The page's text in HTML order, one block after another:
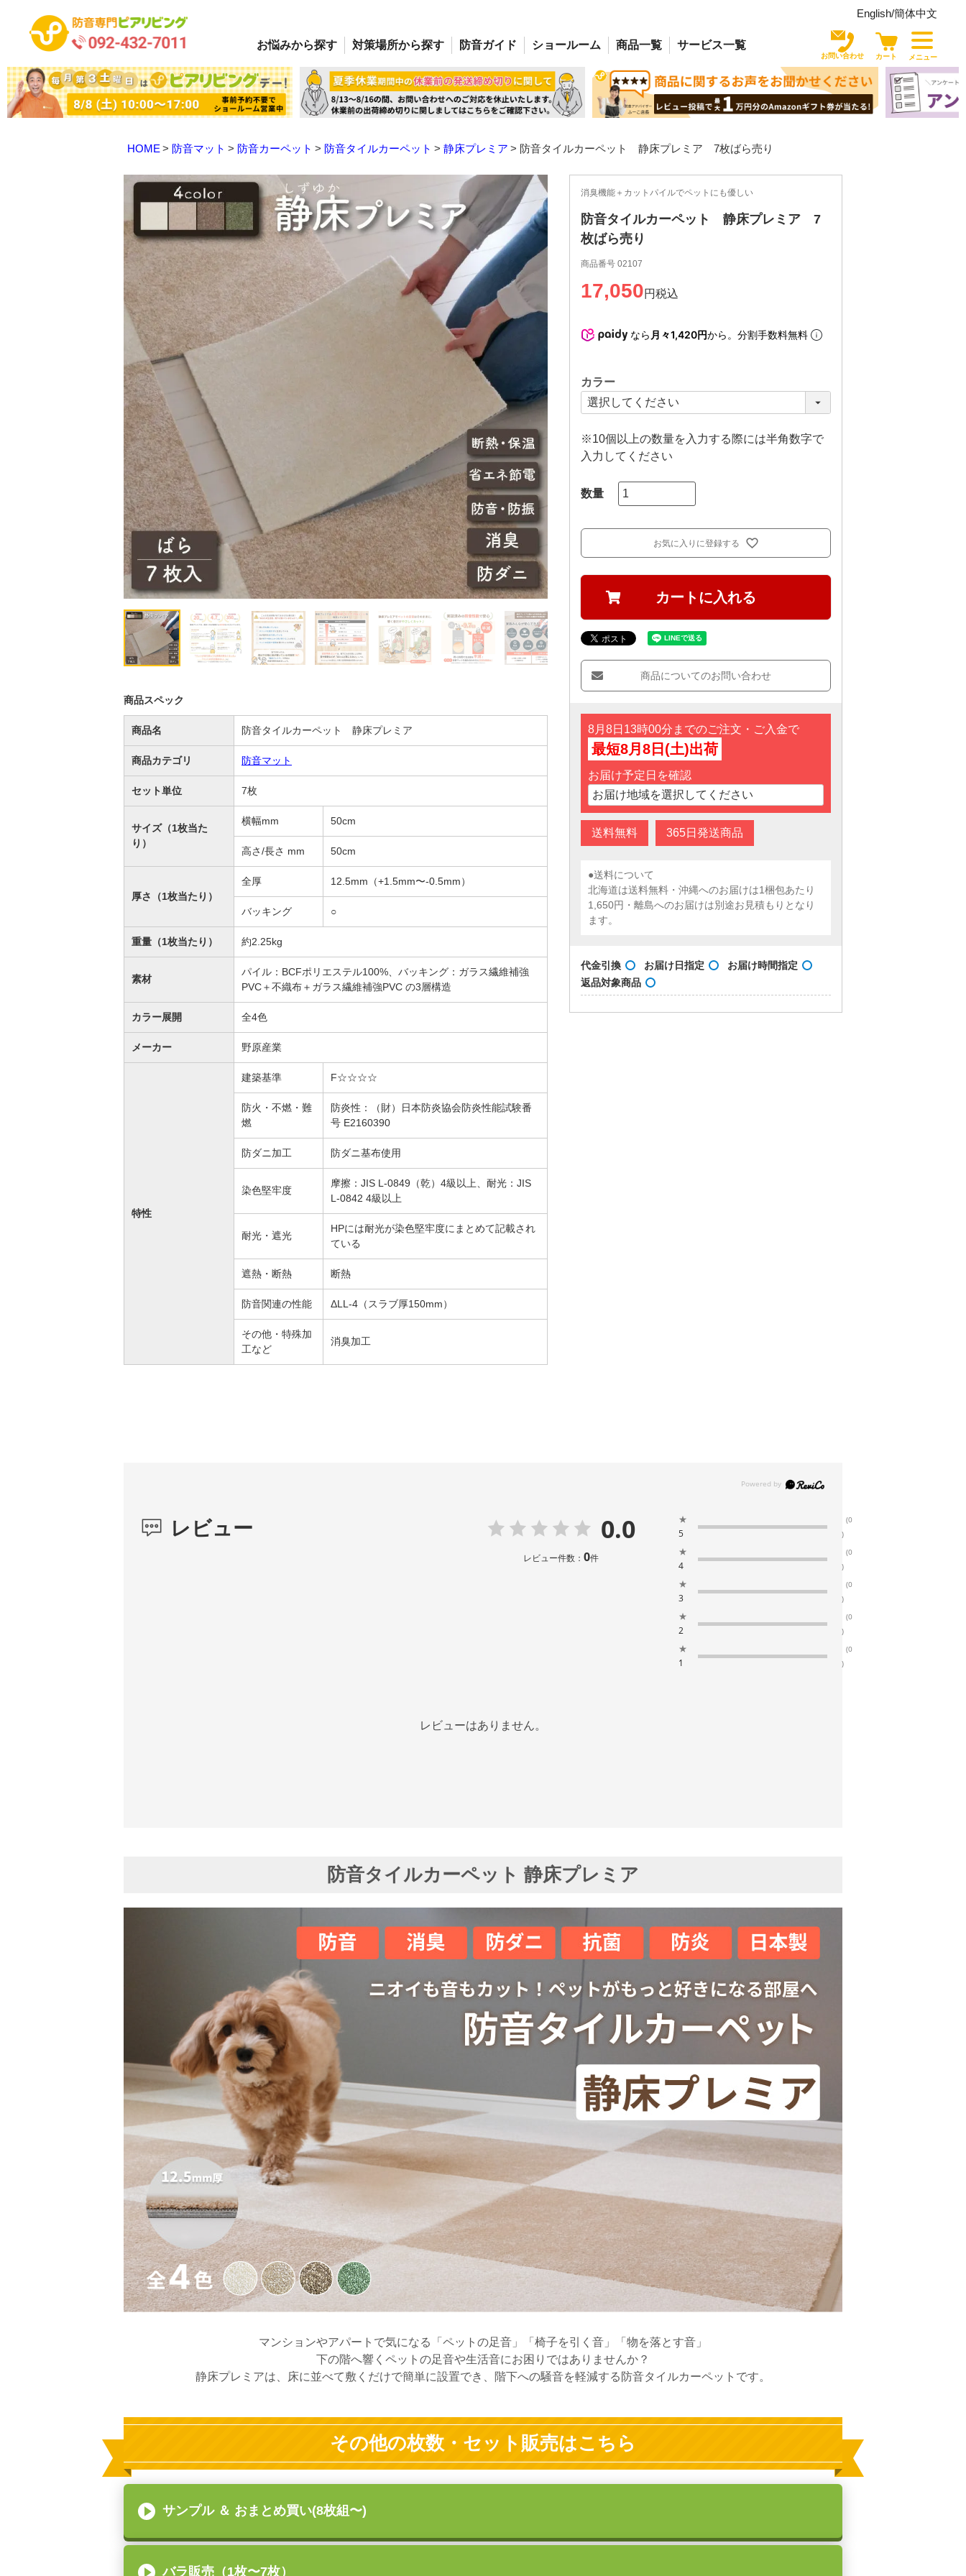
English/簡体中文
お悩みから探す 対策場所から探す 防音ガイド ショールーム 商品一覧 サービス一覧
お問い合わせ カート メニュー
HOME 防音マット 防音カーペット 防音タイルカーペット 静床プレミア 防音タイルカーペット 静床プレミア 7枚ばら売り
商品スペック
商品名 防音タイルカーペット 静床プレミア
商品カテゴリ 防音マット
セット単位 7枚
サイズ（1枚当た
り）
横幅mm 50cm
高さ/長さ mm 50cm
厚さ（1枚当たり）
全厚 12.5mm（+1.5mm〜-0.5mm）
バッキング ○
重量（1枚当たり） 約2.25kg
素材
パイル：BCFポリエステル100%、バッキング：ガラス繊維補強
PVC＋不織布＋ガラス繊維補強PVC の3層構造
カラー展開 全4色
メーカー 野原産業
特性
建築基準 F☆☆☆☆
防火・不燃・難
燃
防炎性：（財）日本防炎協会防炎性能試験番
号 E2160390
防ダニ加工 防ダニ基布使用
染色堅牢度
摩擦：JIS L-0849（乾）4級以上、耐光：JIS
L-0842 4級以上
耐光・遮光
HPには耐光が染色堅牢度にまとめて記載され
ている
遮熱・断熱 断熱
防音関連の性能 ΔLL-4（スラブ厚150mm）
その他・特殊加
工など
消臭加工
消臭機能＋カットパイルでペットにも優しい
防音タイルカーペット 静床プレミア 7
枚ばら売り
商品番号 02107
17,050 税込
なら 月々1,420円から。分割手数料無料
カラー
※10個以上の数量を入力する際には半角数字で
入力してください
お気に入りに登録する
カートに入れる
商品についてのお問い合わせ
8月8日13時00分までのご注文・ご入金で
最短8月8日(土)出荷
お届け予定日を確認
送料無料 365日発送商品
●送料について
北海道は送料無料・沖縄へのお届けは1梱包あたり
1,650円・離島へのお届けは別途お見積もりとなり
ます。
代金引換 お届け日指定
お届け時間指定
返品対象商品
レビュー 0.0
レビュー件数： 0件
★
5
(0
)
★
4
(0
)
★
3
(0
)
★
2
(0
)
★
1
(0
)
レビューはありません。
防音タイルカーペット 静床プレミア
マンションやアパートで気になる「ペットの足音」「椅子を引く音」「物を落とす音」
下の階へ響くペットの足音や生活音にお困りではありませんか？
静床プレミアは、床に並べて敷くだけで簡単に設置でき、階下への騒音を軽減する防音タイルカーペットです。
その他の枚数・セット販売はこちら
サンプル ＆ おまとめ買い(8枚組〜)
バラ販売（1枚〜7枚）